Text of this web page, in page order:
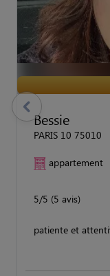
Bessie
PARIS 10 75010
appartement
5/5 (5 avis)
patiente et
previous